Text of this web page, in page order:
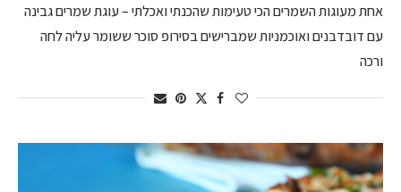
אחת מעוגות השמרים הכי טעימות שהכנתי ואכלתי – עוגת שמרים גבינה
עם דובדבנים ואוכמניות שמברישים בסירופ סוכר ששומר עליה לחה
ורכה